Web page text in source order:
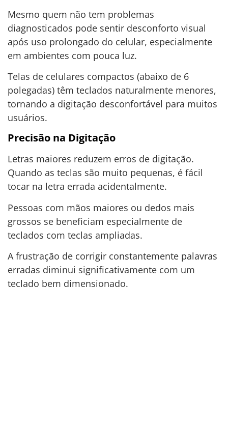
Mesmo quem não tem problemas
diagnosticados pode sentir desconforto visual
após uso prolongado do celular, especialmente
em ambientes com pouca luz.
Telas de celulares compactos (abaixo de 6
polegadas) têm teclados naturalmente menores,
tornando a digitação desconfortável para muitos
usuários.
Precisão na Digitação
Letras maiores reduzem erros de digitação.
Quando as teclas são muito pequenas, é fácil
tocar na letra errada acidentalmente.
Pessoas com mãos maiores ou dedos mais
grossos se beneficiam especialmente de
teclados com teclas ampliadas.
A frustração de corrigir constantemente palavras
erradas diminui significativamente com um
teclado bem dimensionado.